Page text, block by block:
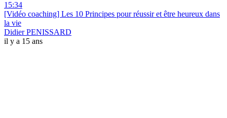
15:34
[Vidéo coaching] Les 10 Principes pour réussir et être heureux dans
la vie
Didier PENISSARD
il y a 15 ans